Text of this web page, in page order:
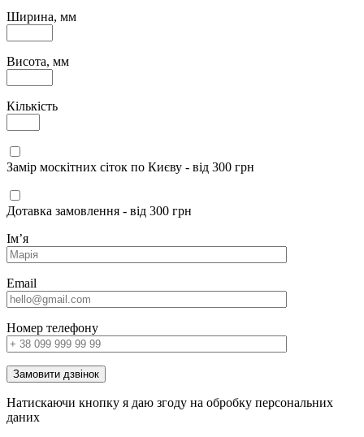
Ширина, мм
Висота, мм
Кількість
Замір москітних сіток по Києву - від 300 грн
Дотавка замовлення - від 300 грн
Імʼя
Email
Номер телефону
Замовити дзвінок
Натискаючи кнопку я даю згоду на обробку персональних
даних